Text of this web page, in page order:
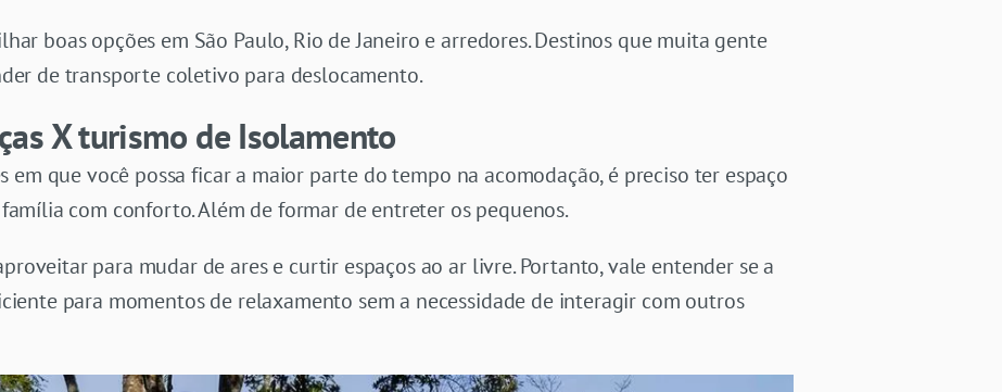
boas opções em São Paulo, Rio de Janeiro e arredores. Destinos que muita gente
de transporte coletivo para deslocamento.
X turismo de Isolamento
em que você possa ficar a maior parte do tempo na acomodação, é preciso ter espaço
com conforto. Além de formar de entreter os pequenos.
para mudar de ares e curtir espaços ao ar livre. Portanto, vale entender se a
para momentos de relaxamento sem a necessidade de interagir com outros